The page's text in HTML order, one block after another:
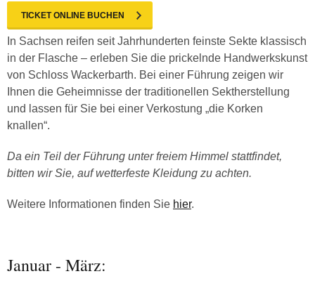
TICKET ONLINE BUCHEN
In Sachsen reifen seit Jahrhunderten feinste Sekte klassisch
in der Flasche – erleben Sie die prickelnde Handwerkskunst
von Schloss Wackerbarth. Bei einer Führung zeigen wir
Ihnen die Geheimnisse der traditionellen Sektherstellung
und lassen für Sie bei einer Verkostung „die Korken
knallen“.
Da ein Teil der Führung unter freiem Himmel stattfindet,
bitten wir Sie, auf wetterfeste Kleidung zu achten.
Weitere Informationen finden Sie hier.
Januar - März: